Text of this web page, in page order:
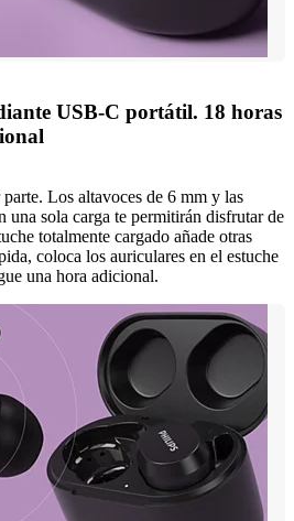
USB-C portátil. 18 horas
Los altavoces de 6 mm y las
una sola carga te permitirán disfrutar de
totalmente cargado añade otras
coloca los auriculares en el estuche
una hora adicional.